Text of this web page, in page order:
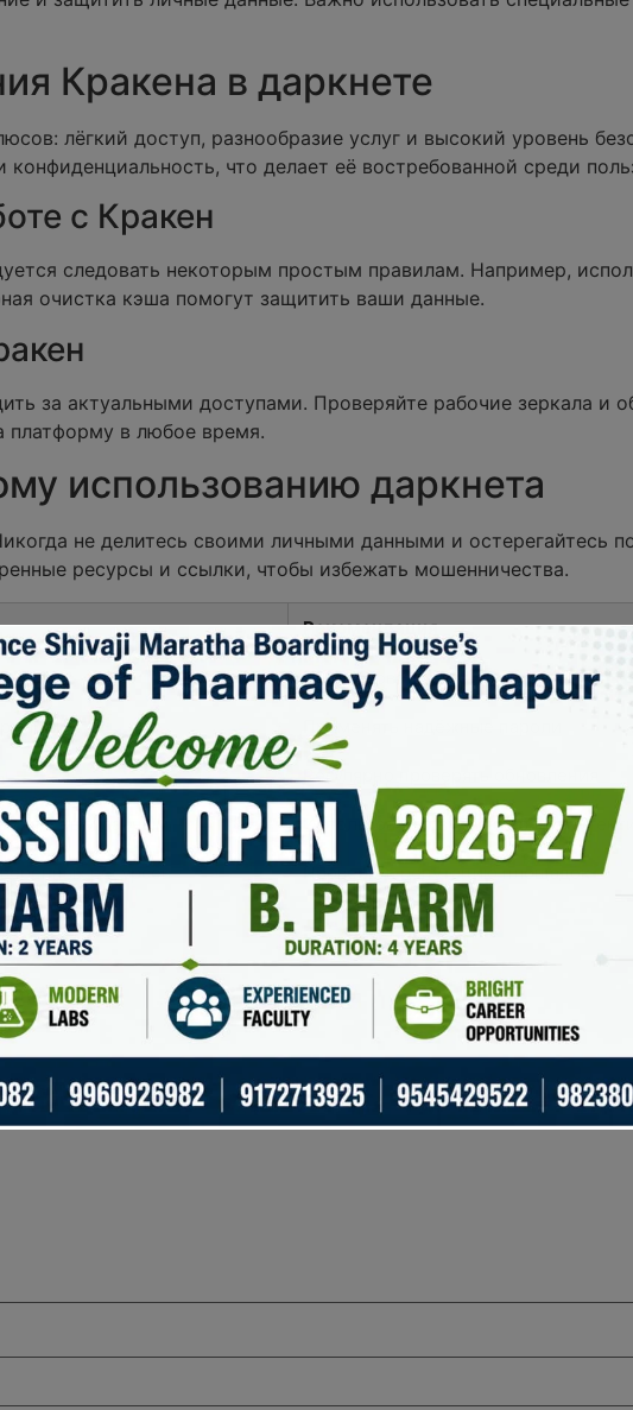
Кракена в даркнете
лёгкий доступ, разнообразие услуг и высокий уровень
что делает её востребованной среди
с Кракен
следовать некоторым простым правилам. Например,
очистка кэша помогут защитить ваши данные.
за актуальными доступами. Проверяйте рабочие зеркала и
платформу в любое время.
использованию даркнета
не делитесь своими личными данными и остерегайтесь
ресурсы и ссылки, чтобы избежать мошенничества.
Рекомендация
Использовать VPN
Применять надёжные пароли
Регулярно проверять обновления
данным Использовать двухфакторную
ресурсов Проверять репутацию площадок
marked*